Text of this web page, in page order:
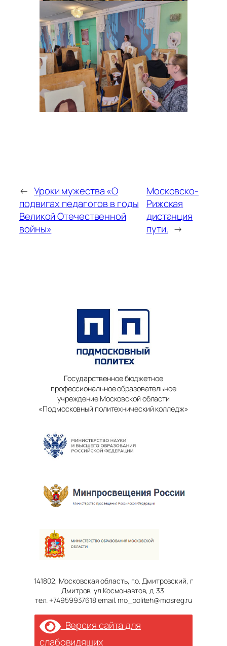
← Уроки мужества «О
подвигах педагогов в годы
Великой Отечественной
войны»
Московско-
Рижская
дистанция
пути. →
Государственное бюджетное
профессиональное образовательное
учреждение Московской области
«Подмосковный политехнический колледж»
141802, Московская область, г.о. Дмитровский, г
Дмитров, ул Космонавтов, д. 33.
тел. +74959937618 email. mo_politeh@mosreg.ru
Версия сайта для
слабовидящих